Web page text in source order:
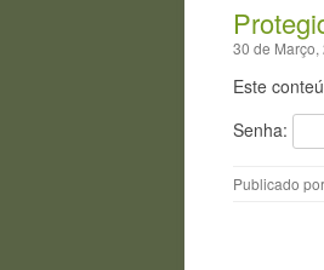
30 de Março,
Este
Senha:
Publicado por